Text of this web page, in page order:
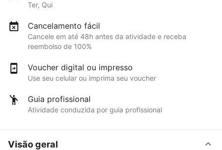
Ter, Qui
Cancelamento fácil
Cancele em até 48h antes da atividade e receba
reembolso de 100%
Voucher digital ou impresso
Use seu celular ou imprima seu voucher
Guia profissional
Atividade conduzida por guia profissional
Visão geral